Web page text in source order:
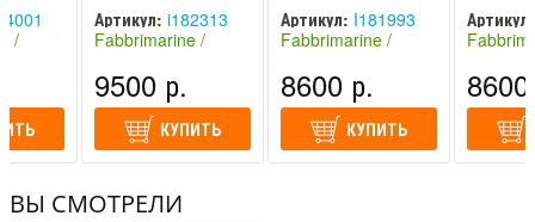
/
Step 6. Zerogra
Артикул: i182313
Fabbrimarine /
(Италия)
9500 р.
КУПИТЬ
мл Step 2 Engine
Start Cello rid
Артикул: I181993
Fabbrimarine /
(Италия)
8600 р.
КУПИТЬ
200 мл
Activate
Артикул:
(Италия)
ВЫ СМОТРЕЛИ